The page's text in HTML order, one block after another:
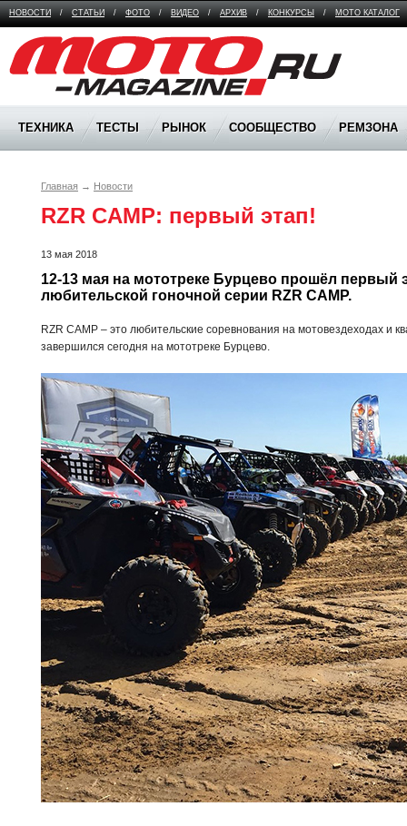
НОВОСТИ / СТАТЬИ / ФОТО / ВИДЕО / АРХИВ / КОНКУРСЫ / МОТО КАТАЛОГ
Moto Magazine
ТЕХНИКА ТЕСТЫ РЫНОК СООБЩЕСТВО РЕМЗОНА
Главная → Новости
RZR CAMP: первый этап!
13 мая 2018
12-13 мая на мототреке Бурцево прошёл первый
любительской гоночной серии RZR CAMP.
RZR CAMP – это любительские соревнования на мотовездеходах и
завершился сегодня на мототреке Бурцево.